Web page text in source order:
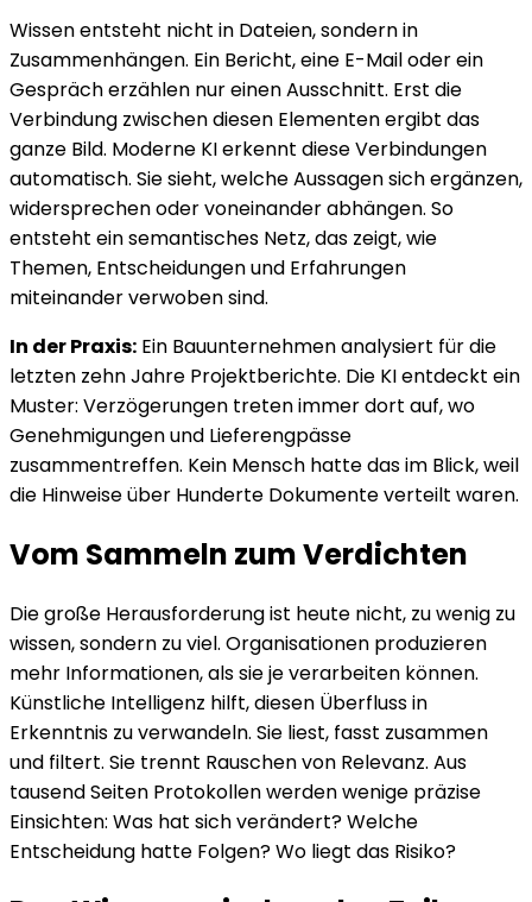
Wissen entsteht nicht in Dateien, sondern in
Zusammenhängen. Ein Bericht, eine E-Mail oder ein
Gespräch erzählen nur einen Ausschnitt. Erst die
Verbindung zwischen diesen Elementen ergibt das
ganze Bild. Moderne KI erkennt diese Verbindungen
automatisch. Sie sieht, welche Aussagen sich ergänzen,
widersprechen oder voneinander abhängen. So
entsteht ein semantisches Netz, das zeigt, wie
Themen, Entscheidungen und Erfahrungen
miteinander verwoben sind.
In der Praxis: Ein Bauunternehmen analysiert für die
letzten zehn Jahre Projektberichte. Die KI entdeckt ein
Muster: Verzögerungen treten immer dort auf, wo
Genehmigungen und Lieferengpässe
zusammentreffen. Kein Mensch hatte das im Blick, weil
die Hinweise über Hunderte Dokumente verteilt waren.
Vom Sammeln zum Verdichten
Die große Herausforderung ist heute nicht, zu wenig zu
wissen, sondern zu viel. Organisationen produzieren
mehr Informationen, als sie je verarbeiten können.
Künstliche Intelligenz hilft, diesen Überfluss in
Erkenntnis zu verwandeln. Sie liest, fasst zusammen
und filtert. Sie trennt Rauschen von Relevanz. Aus
tausend Seiten Protokollen werden wenige präzise
Einsichten: Was hat sich verändert? Welche
Entscheidung hatte Folgen? Wo liegt das Risiko?